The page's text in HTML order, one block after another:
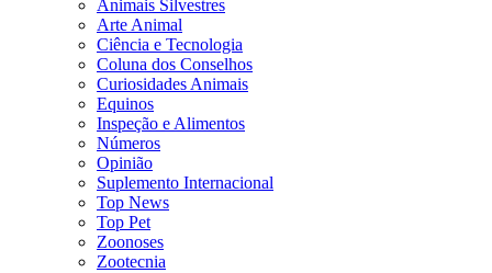
Animais Silvestres
Arte Animal
Ciência e Tecnologia
Coluna dos Conselhos
Curiosidades Animais
Equinos
Inspeção e Alimentos
Números
Opinião
Suplemento Internacional
Top News
Top Pet
Zoonoses
Zootecnia